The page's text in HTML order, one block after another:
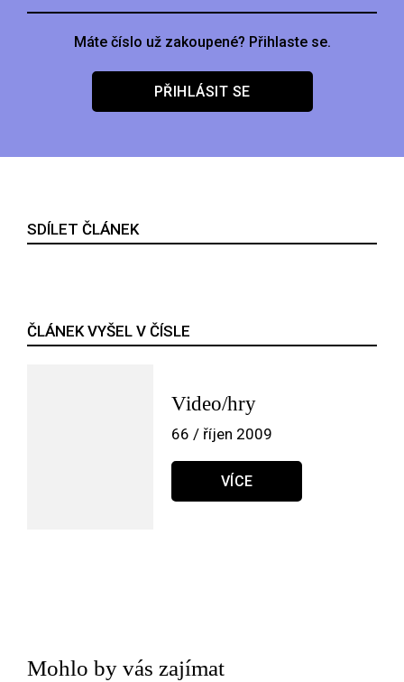
Máte číslo už zakoupené? Přihlaste se.
PŘIHLÁSIT SE
SDÍLET ČLÁNEK
ČLÁNEK VYŠEL V ČÍSLE
Video/hry
66 / říjen 2009
VÍCE
Mohlo by vás zajímat